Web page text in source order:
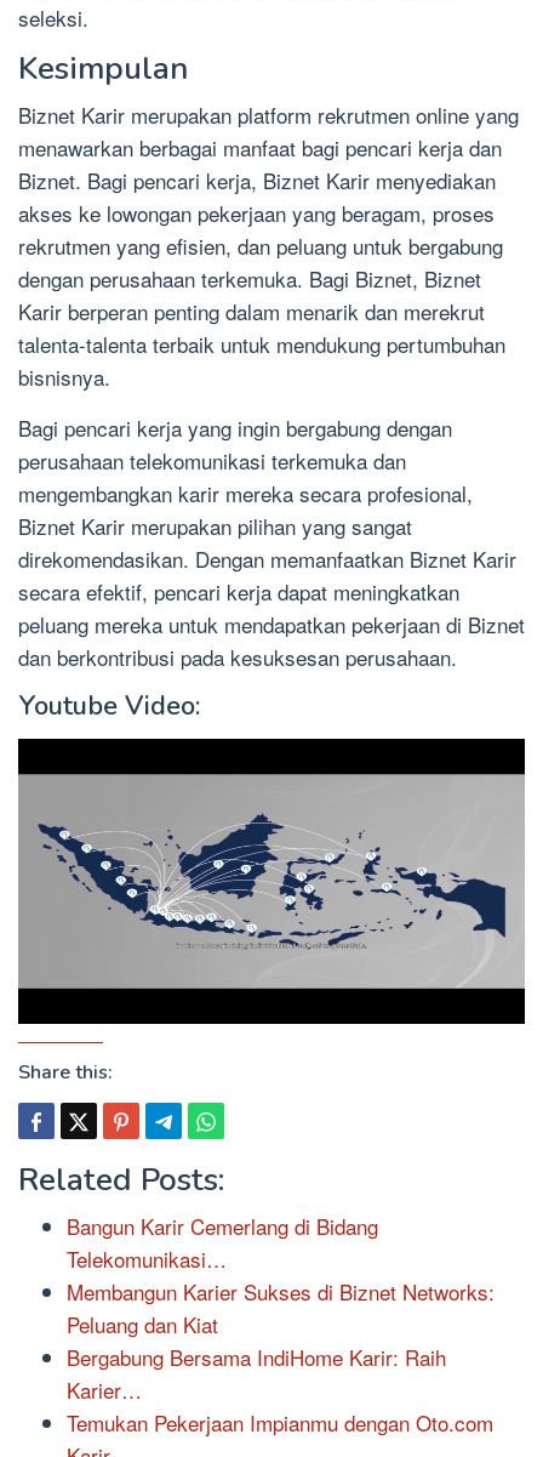
seleksi.
Kesimpulan
Biznet Karir merupakan platform rekrutmen online yang
menawarkan berbagai manfaat bagi pencari kerja dan
Biznet. Bagi pencari kerja, Biznet Karir menyediakan
akses ke lowongan pekerjaan yang beragam, proses
rekrutmen yang efisien, dan peluang untuk bergabung
dengan perusahaan terkemuka. Bagi Biznet, Biznet
Karir berperan penting dalam menarik dan merekrut
talenta-talenta terbaik untuk mendukung pertumbuhan
bisnisnya.
Bagi pencari kerja yang ingin bergabung dengan
perusahaan telekomunikasi terkemuka dan
mengembangkan karir mereka secara profesional,
Biznet Karir merupakan pilihan yang sangat
direkomendasikan. Dengan memanfaatkan Biznet Karir
secara efektif, pencari kerja dapat meningkatkan
peluang mereka untuk mendapatkan pekerjaan di Biznet
dan berkontribusi pada kesuksesan perusahaan.
Youtube Video:
Share this:
Related Posts:
Bangun Karir Cemerlang di Bidang
Telekomunikasi…
Membangun Karier Sukses di Biznet Networks:
Peluang dan Kiat
Bergabung Bersama IndiHome Karir: Raih
Karier…
Temukan Pekerjaan Impianmu dengan Oto.com